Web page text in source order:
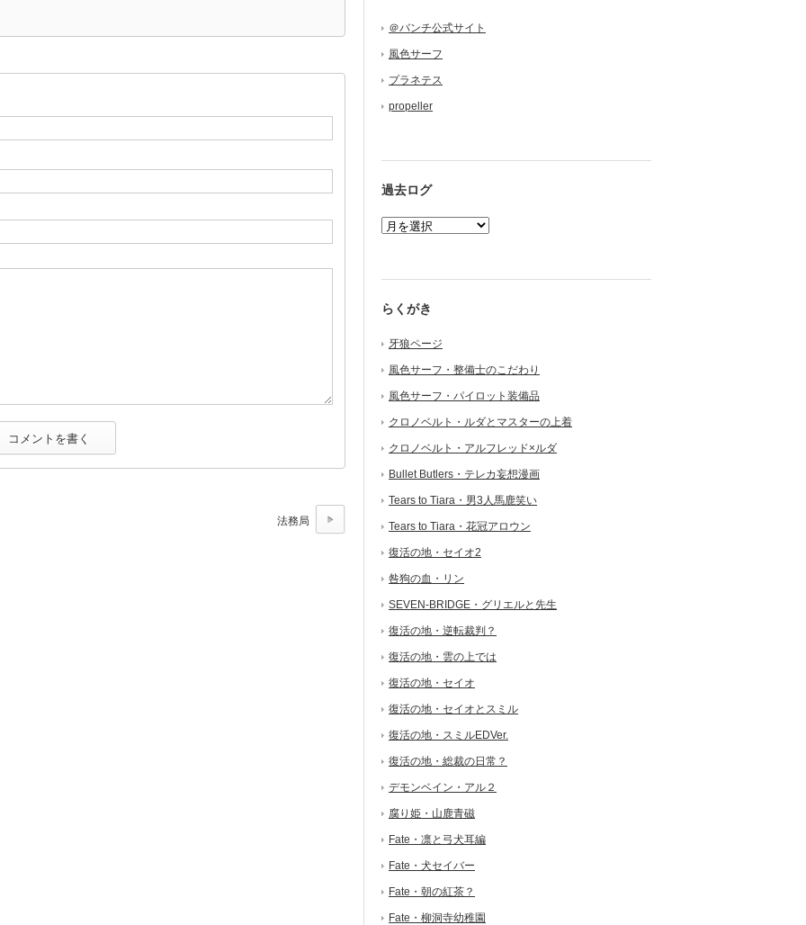
法務局
＠バンチ公式サイト
風色サーフ
プラネテス
propeller
過去ログ
らくがき
牙狼ページ
風色サーフ・整備士のこだわり
風色サーフ・パイロット装備品
クロノベルト・ルダとマスターの上着
クロノベルト・アルフレッド×ルダ
Bullet Butlers・テレカ妄想漫画
Tears to Tiara・男3人馬鹿笑い
Tears to Tiara・花冠アロウン
復活の地・セイオ2
咎狗の血・リン
SEVEN-BRIDGE・グリエルと先生
復活の地・逆転裁判？
復活の地・雲の上では
復活の地・セイオ
復活の地・セイオとスミル
復活の地・スミルEDVer.
復活の地・総裁の日常？
デモンベイン・アル２
腐り姫・山鹿青磁
Fate・凛と弓犬耳編
Fate・犬セイバー
Fate・朝の紅茶？
Fate・柳洞寺幼稚園